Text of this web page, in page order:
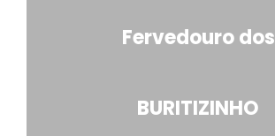
Fervedouro dos
BURITIZINHO